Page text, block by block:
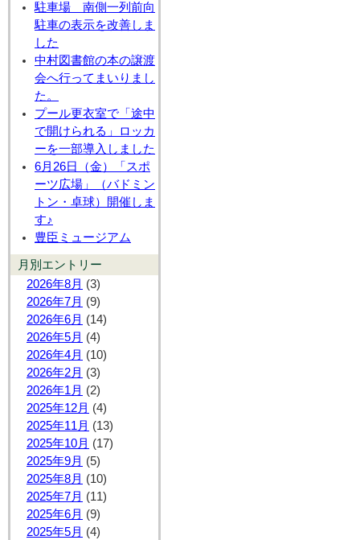
駐車場 南側一列前向
駐車の表示を改善しま
した
中村図書館の本の譲渡
会へ行ってまいりまし
た。
プール更衣室で「途中
で開けられる」ロッカ
ーを一部導入しました
6月26日（金）「スポ
ーツ広場」（バドミン
トン・卓球）開催しま
す♪
豊臣ミュージアム
月別エントリー
2026年8月 (3)
2026年7月 (9)
2026年6月 (14)
2026年5月 (4)
2026年4月 (10)
2026年2月 (3)
2026年1月 (2)
2025年12月 (4)
2025年11月 (13)
2025年10月 (17)
2025年9月 (5)
2025年8月 (10)
2025年7月 (11)
2025年6月 (9)
2025年5月 (4)